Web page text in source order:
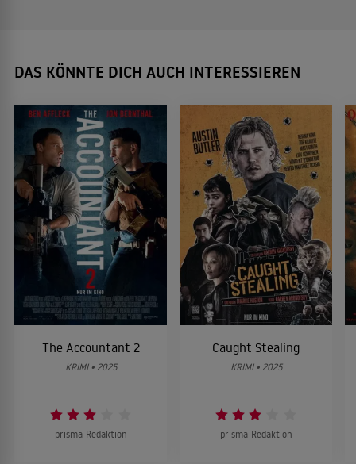
DAS KÖNNTE DICH AUCH INTERESSIEREN
The Accountant 2
KRIMI • 2025
prisma-Redaktion
Caught Stealing
KRIMI • 2025
prisma-Redaktion